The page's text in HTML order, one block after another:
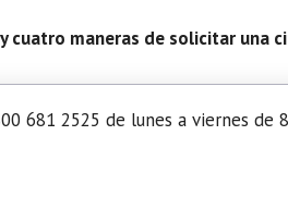
cuatro maneras de solicitar una
681 2525 de lunes a viernes de